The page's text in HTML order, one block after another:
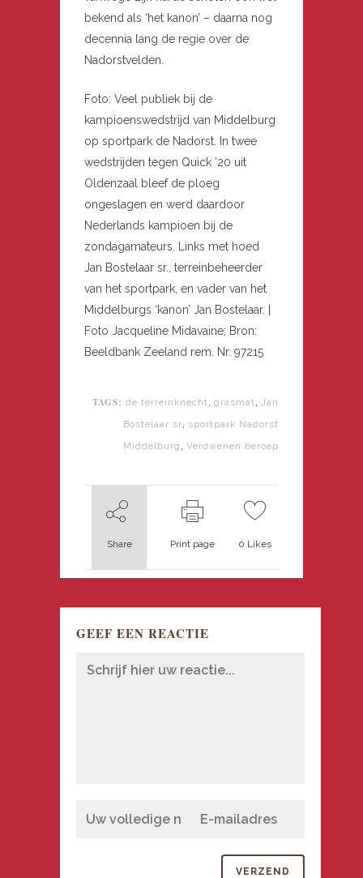
bekend als ‘het kanon’ – daarna nog
decennia lang de regie over de
Nadorstvelden.
Foto: Veel publiek bij de
kampioenswedstrijd van Middelburg
op sportpark de Nadorst. In twee
wedstrijden tegen Quick ’20 uit
Oldenzaal bleef de ploeg
ongeslagen en werd daardoor
Nederlands kampioen bij de
zondagamateurs. Links met hoed
Jan Bostelaar sr., terreinbeheerder
van het sportpark, en vader van het
Middelburgs ‘kanon’ Jan Bostelaar. |
Foto Jacqueline Midavaine; Bron:
Beeldbank Zeeland rem. Nr. 97215
TAGS: de terreinknecht grasmat
Jan
Bostelaar sr
sportpark Nadorst
Middelburg
Verdwenen beroep
Share Print page 0 Likes
GEEF EEN REACTIE